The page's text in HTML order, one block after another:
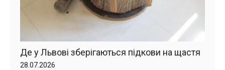
Де у Львові зберігаються підкови на щастя
28.07.2026